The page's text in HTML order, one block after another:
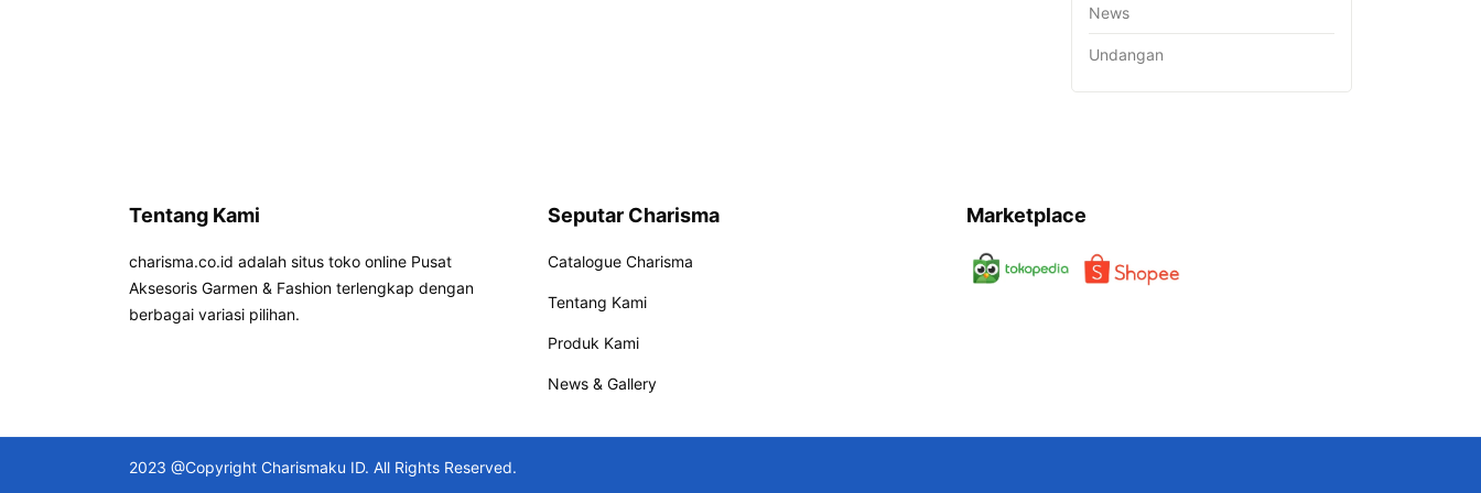
News
Undangan
Tentang Kami
charisma.co.id adalah situs toko online Pusat
Aksesoris Garmen & Fashion terlengkap dengan
berbagai variasi pilihan.
Seputar Charisma
Catalogue Charisma
Tentang Kami
Produk Kami
News & Gallery
Marketplace
2023 @Copyright Charismaku ID. All Rights Reserved.